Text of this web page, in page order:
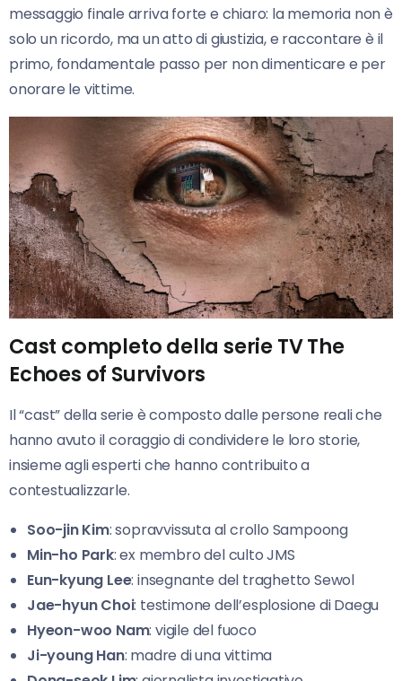
messaggio finale arriva forte e chiaro: la memoria non è
solo un ricordo, ma un atto di giustizia, e raccontare è il
primo, fondamentale passo per non dimenticare e per
onorare le vittime.
Cast completo della serie TV The
Echoes of Survivors
Il “cast” della serie è composto dalle persone reali che
hanno avuto il coraggio di condividere le loro storie,
insieme agli esperti che hanno contribuito a
contestualizzarle.
Soo-jin Kim: sopravvissuta al crollo Sampoong
Min-ho Park: ex membro del culto JMS
Eun-kyung Lee: insegnante del traghetto Sewol
Jae-hyun Choi: testimone dell’esplosione di Daegu
Hyeon-woo Nam: vigile del fuoco
Ji-young Han: madre di una vittima